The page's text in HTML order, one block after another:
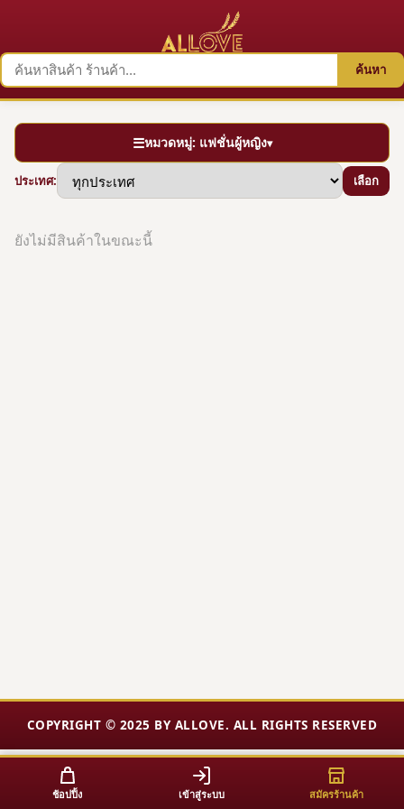
ค้นหา
☰หมวดหมู่: แฟชั่นผู้หญิง▾
ประเทศ: เลือก
ยังไม่มีสินค้าในขณะนี้
ช้อปปิ้ง เข้าสู่ระบบ สมัครร้านค้า
COPYRIGHT © 2025 BY ALLOVE. ALL RIGHTS RESERVED